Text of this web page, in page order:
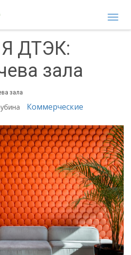
ДТЭК:
зала
зала
Коммерческие